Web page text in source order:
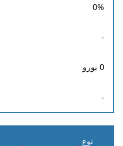
0%
-
0 يورو
-